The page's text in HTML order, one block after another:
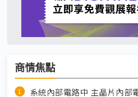
商情焦點
系統內部電路中 主晶片內部